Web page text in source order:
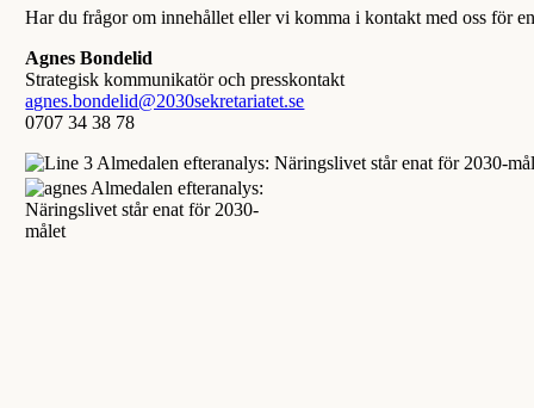
Har du frågor om innehållet eller vi komma i kontakt med oss för
Agnes Bondelid
Strategisk kommunikatör och presskontakt
agnes.bondelid@2030sekretariatet.se
0707 34 38 78